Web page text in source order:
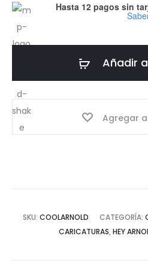
Hasta 12 pagos sin
Añadir
Agregar
SKU: COOLARNOLD CATEGORÍA:
CARICATURAS, HEY